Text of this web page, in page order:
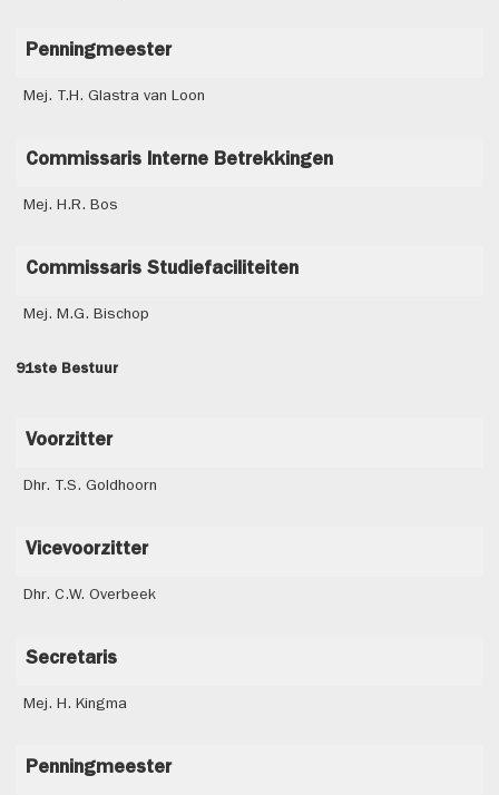
Penningmeester
Mej. T.H. Glastra van Loon
Commissaris Interne Betrekkingen
Mej. H.R. Bos
Commissaris Studiefaciliteiten
Mej. M.G. Bischop
91ste Bestuur
Voorzitter
Dhr. T.S. Goldhoorn
Vicevoorzitter
Dhr. C.W. Overbeek
Secretaris
Mej. H. Kingma
Penningmeester